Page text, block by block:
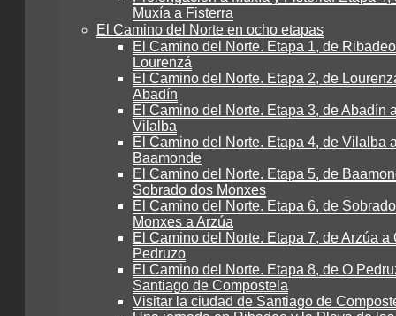
Muxía a Fisterra
El Camino del Norte en ocho etapas
El Camino del Norte. Etapa 1, de
Lourenzá
El Camino del Norte. Etapa 2, de
Abadín
El Camino del Norte. Etapa 3, de Abadín
Vilalba
El Camino del Norte. Etapa 4, de Vilalba
Baamonde
El Camino del Norte. Etapa 5, de
Sobrado dos Monxes
El Camino del Norte. Etapa 6, de
Monxes a Arzúa
El Camino del Norte. Etapa 7, de Arzúa a
Pedruzo
El Camino del Norte. Etapa 8, de O
Santiago de Compostela
Visitar la ciudad de Santiago de